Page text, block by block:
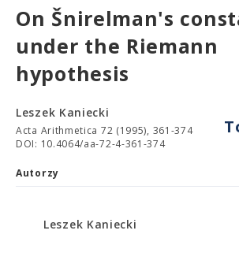
On Šnirelman's
under the Riemann
hypothesis
Leszek Kaniecki
Acta Arithmetica 72 (1995), 361-374
DOI: 10.4064/aa-72-4-361-374
Autorzy
Leszek Kaniecki